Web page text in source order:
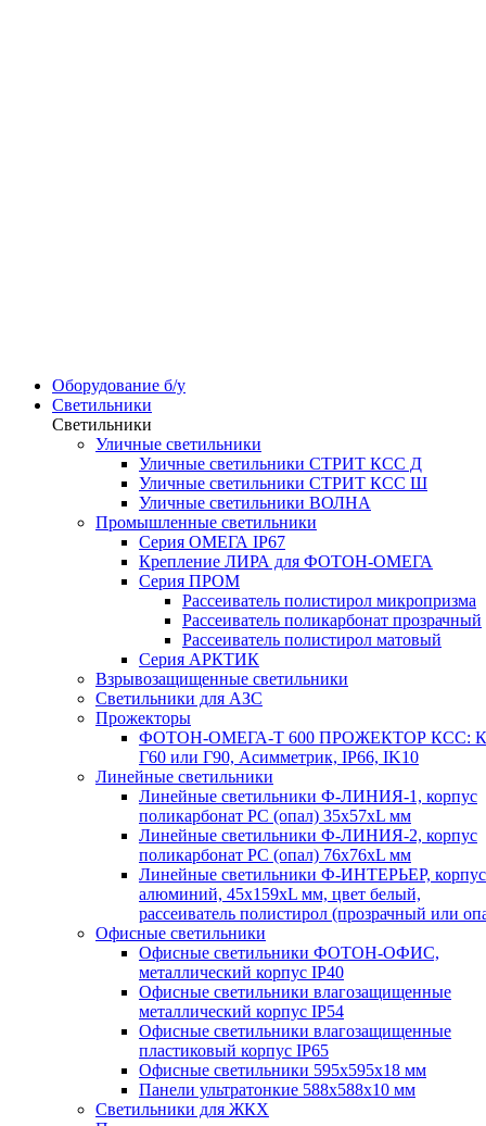
Оборудование б/у
Светильники
Светильники
Уличные светильники
Уличные светильники СТРИТ КСС Д
Уличные светильники СТРИТ КСС Ш
Уличные светильники ВОЛНА
Промышленные светильники
Серия ОМЕГА IP67
Крепление ЛИРА для ФОТОН-ОМЕГА
Серия ПРОМ
Рассеиватель полистирол микропризма
Рассеиватель поликарбонат прозрачный
Рассеиватель полистирол матовый
Серия АРКТИК
Взрывозащищенные светильники
Светильники для АЗС
Прожекторы
ФОТОН-ОМЕГА-Т 600 ПРОЖЕКТОР КСС:
Г60 или Г90, Асимметрик, IP66, IK10
Линейные светильники
Линейные светильники Ф-ЛИНИЯ-1, корпус
поликарбонат РС (опал) 35х57хL мм
Линейные светильники Ф-ЛИНИЯ-2, корпус
поликарбонат РС (опал) 76х76хL мм
Линейные светильники Ф-ИНТЕРЬЕР, корпус
алюминий, 45х159хL мм, цвет белый,
рассеиватель полистирол (прозрачный или
Офисные светильники
Офисные светильники ФОТОН-ОФИС,
металлический корпус IP40
Офисные светильники влагозащищенные
металлический корпус IP54
Офисные светильники влагозащищенные
пластиковый корпус IP65
Офисные светильники 595х595х18 мм
Панели ультратонкие 588х588х10 мм
Светильники для ЖКХ